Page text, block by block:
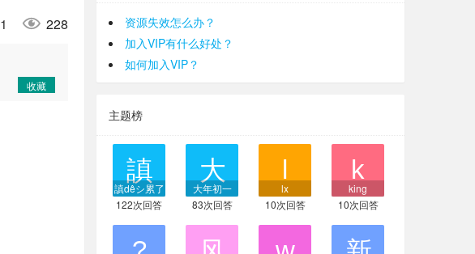
1  228
收藏
资源失效怎么办？
加入VIP有什么好处？
如何加入VIP？
主题榜
謓dêシ累了
122次回答
大年初一
83次回答
lx
10次回答
king
10次回答